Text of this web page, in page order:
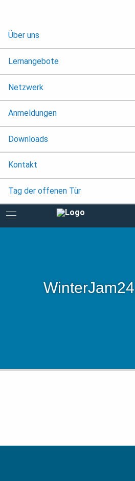
Über uns
Lernangebote
Netzwerk
Anmeldungen
Downloads
Kontakt
Tag der offenen Tür